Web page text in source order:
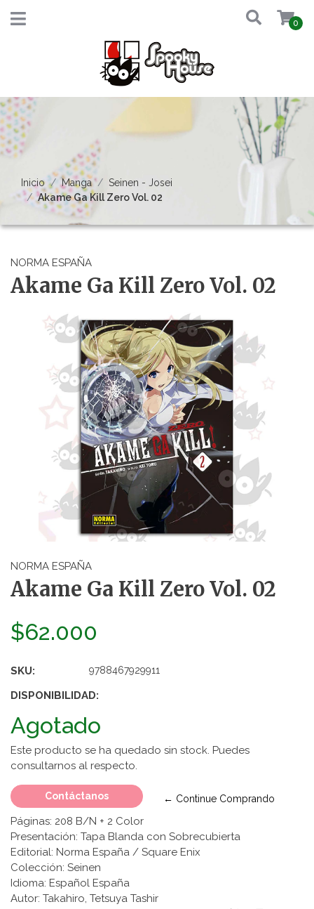
0
Inicio Manga
Seinen - Josei
Akame Ga Kill Zero Vol. 02
NORMA ESPAÑA
Akame Ga Kill Zero Vol. 02
NORMA ESPAÑA
Akame Ga Kill Zero Vol. 02
$62.000
SKU: 9788467929911
DISPONIBILIDAD:
Agotado
Este producto se ha quedado sin stock. Puedes
consultarnos al respecto.
Contáctanos ← Continue Comprando
Páginas: 208 B/N + 2 Color
Presentación: Tapa Blanda con Sobrecubierta
Editorial: Norma España / Square Enix
Colección: Seinen
Idioma: Español España
Autor: Takahiro, Tetsuya Tashir